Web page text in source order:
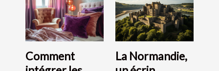
Comment
La Normandie,